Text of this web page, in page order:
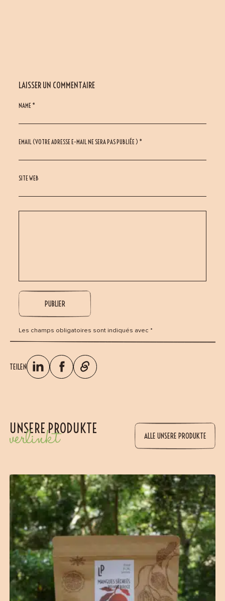
LAISSER UN COMMENTAIRE
NAME *
EMAIL (VOTRE ADRESSE E-MAIL NE SERA PAS PUBLIÉE ) *
SITE WEB
Les champs obligatoires sont indiqués avec *
TEILEN
UNSERE PRODUKTE
verlinkt ALLE UNSERE PRODUKTE